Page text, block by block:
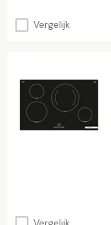
Vergelijk